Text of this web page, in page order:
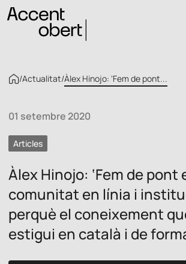
/Actualitat/Àlex Hinojo: ‘Fem de pont...
01 setembre 2020
Articles
Àlex Hinojo: ‘Fem de pont
comunitat en línia i
perquè el coneixement
estigui en català i de